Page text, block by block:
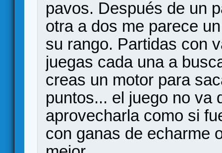
pavos. Después de un
otra a dos me parece
su rango. Partidas con
juegas cada una a
creas un motor para
puntos... el juego no va
aprovecharla como si
con ganas de echarme